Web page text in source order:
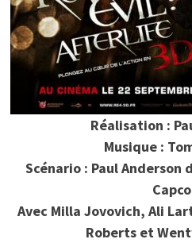
Réalisation :
Musique :
Scénario : Paul Anderson
Avec Milla Jovovich, Ali
Roberts et